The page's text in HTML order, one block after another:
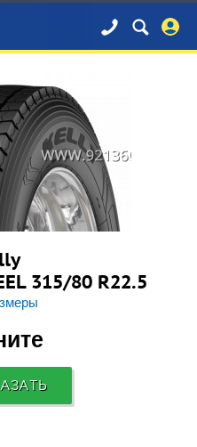
×
315/80 R22.5